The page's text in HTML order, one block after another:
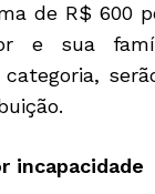
de R$ 600
e sua
incapacidade